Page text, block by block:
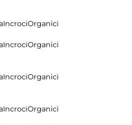
IncrociOrganici
IncrociOrganici
IncrociOrganici
IncrociOrganici